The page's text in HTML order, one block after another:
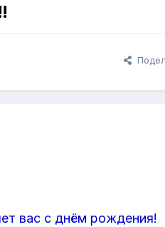
вас с днём рождения!